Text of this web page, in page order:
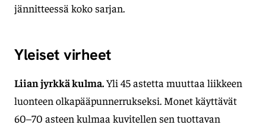
jännitteessä koko sarjan.
Yleiset virheet
Liian jyrkkä kulma.Yli 45 astetta muuttaa liikkeen
luonteen olkapääpunnerrukseksi. Monet käyttävät
60–70 asteen kulmaa kuvitellen sen tuottavan